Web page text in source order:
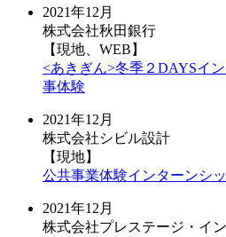
2021年12月
株式会社秋田銀行
【現地、WEB】
<あきぎん>冬季２DAYSイ
事体験
2021年12月
株式会社シビル設計
【現地】
公共事業体験インターンシ
2021年12月
株式会社プレステージ・イ